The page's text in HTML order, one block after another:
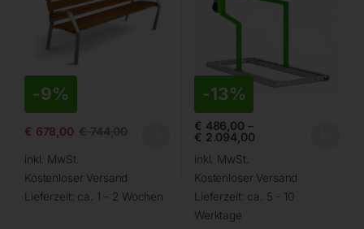
-9%
€ 678,00 €744,00
inkl. MwSt.
Kostenloser Versand
Lieferzeit: ca. 1 – 2 Wochen
-13%
€ 486,00 –
€ 2.094,00
inkl. MwSt.
Kostenloser Versand
Lieferzeit: ca. 5 - 10
Werktage